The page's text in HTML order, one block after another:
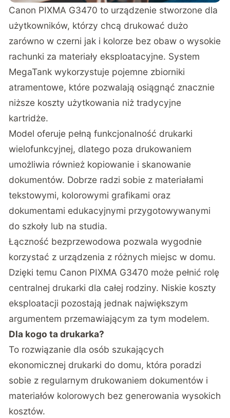
Canon PIXMA G3470 to urządzenie stworzone dla
użytkowników, którzy chcą drukować dużo
zarówno w czerni jak i kolorze bez obaw o wysokie
rachunki za materiały eksploatacyjne. System
MegaTank wykorzystuje pojemne zbiorniki
atramentowe, które pozwalają osiągnąć znacznie
niższe koszty użytkowania niż tradycyjne
kartridże.
Model oferuje pełną funkcjonalność drukarki
wielofunkcyjnej, dlatego poza drukowaniem
umożliwia również kopiowanie i skanowanie
dokumentów. Dobrze radzi sobie z materiałami
tekstowymi, kolorowymi grafikami oraz
dokumentami edukacyjnymi przygotowywanymi
do szkoły lub na studia.
Łączność bezprzewodowa pozwala wygodnie
korzystać z urządzenia z różnych miejsc w domu.
Dzięki temu Canon PIXMA G3470 może pełnić rolę
centralnej drukarki dla całej rodziny. Niskie koszty
eksploatacji pozostają jednak największym
argumentem przemawiającym za tym modelem.
Dla kogo ta drukarka?
To rozwiązanie dla osób szukających
ekonomicznej drukarki do domu, która poradzi
sobie z regularnym drukowaniem dokumentów i
materiałów kolorowych bez generowania wysokich
kosztów.